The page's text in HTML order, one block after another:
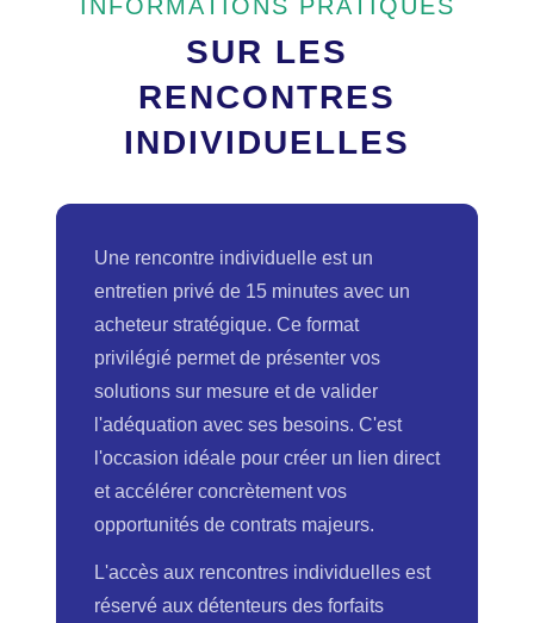
INFORMATIONS PRATIQUES
SUR LES
RENCONTRES
INDIVIDUELLES
Une rencontre individuelle est un
entretien privé de 15 minutes avec un
acheteur stratégique. Ce format
privilégié permet de présenter vos
solutions sur mesure et de valider
l'adéquation avec ses besoins. C'est
l'occasion idéale pour créer un lien direct
et accélérer concrètement vos
opportunités de contrats majeurs.
L'accès aux rencontres individuelles est
réservé aux détenteurs des forfaits